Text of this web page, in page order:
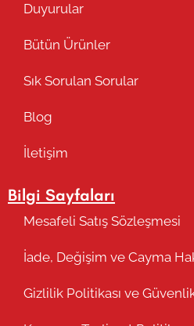
Duyurular
Bütün Ürünler
Sık Sorulan Sorular
Blog
İletişim
Bilgi Sayfaları
Mesafeli Satış Sözleşmesi
İade, Değişim ve Cayma
Gizlilik Politikası ve